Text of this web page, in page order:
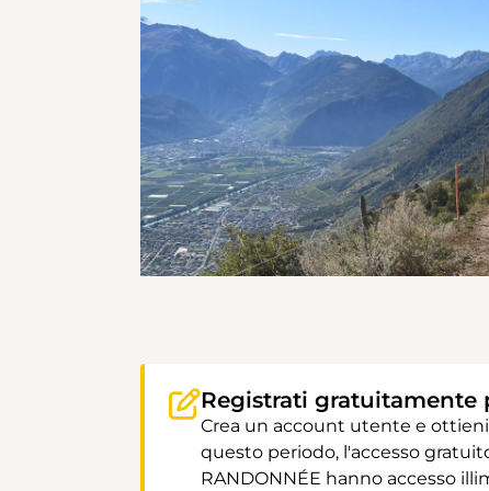
Registrati gratuitamente
Crea un account utente e
questo periodo, l'accesso
RANDONNÉE hanno accesso